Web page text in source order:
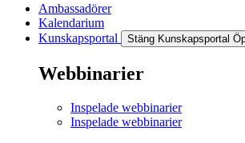
Ambassadörer
Kalendarium
Kunskapsportal
Stäng Kunskapsportal
Webbinarier
Inspelade webbinarier
Inspelade webbinarier